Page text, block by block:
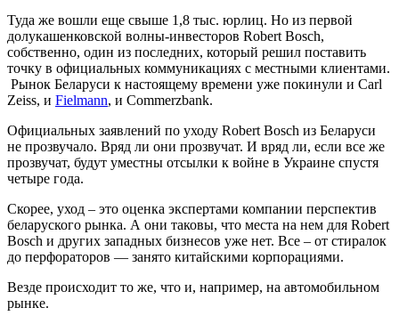
Туда же вошли еще свыше 1,8 тыс. юрлиц. Но из первой
долукашенковской волны-инвесторов Robert Bosсh,
собственно, один из последних, который решил поставить
точку в официальных коммуникациях с местными клиентами.
Рынок Беларуси к настоящему времени уже покинули и Carl
Zeiss, и Fielmann, и Commerzbank.
Официальных заявлений по уходу Robert Bosсh из Беларуси
не прозвучало. Вряд ли они прозвучат. И вряд ли, если все же
прозвучат, будут уместны отсылки к войне в Украине спустя
четыре года.
Скорее, уход – это оценка экспертами компании перспектив
беларуского рынка. А они таковы, что места на нем для Robert
Bosсh и других западных бизнесов уже нет. Все – от стиралок
до перфораторов — занято китайскими корпорациями.
Везде происходит то же, что и, например, на автомобильном
рынке.